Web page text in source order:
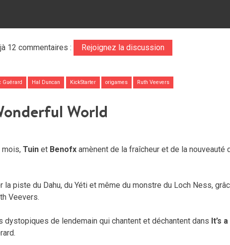
12 commentaires : Rejoignez la discussion
Guérard Hal Duncan KickStarter origames Ruth Veevers
World
mois, Tuin et Benofx amènent de la fraîcheur et de la nouveauté
la piste du Dahu, du Yéti et même du monstre du Loch Ness,
Veevers.
de lendemain qui chantent et déchantent dans It’s